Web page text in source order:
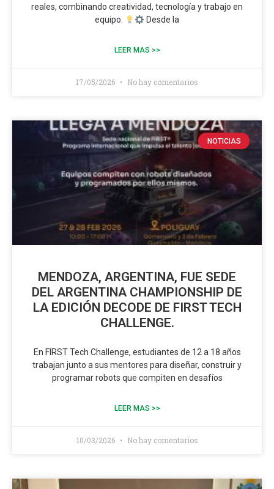
reales, combinando creatividad, tecnología y trabajo en
equipo.
Desde la
LEER MAS >>
17/05/2026 No hay comentarios
NOTICIAS
MENDOZA, ARGENTINA, FUE SEDE
DEL ARGENTINA CHAMPIONSHIP DE
LA EDICIÓN DECODE DE FIRST TECH
CHALLENGE.
En FIRST Tech Challenge, estudiantes de 12 a 18 años
trabajan junto a sus mentores para diseñar, construir y
programar robots que compiten en desafíos
LEER MAS >>
10/03/2026 No hay comentarios